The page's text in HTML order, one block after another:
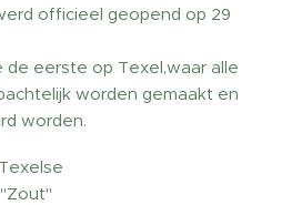
officieel geopend op 29
de eerste op Texel,waar alle
worden gemaakt en
worden.